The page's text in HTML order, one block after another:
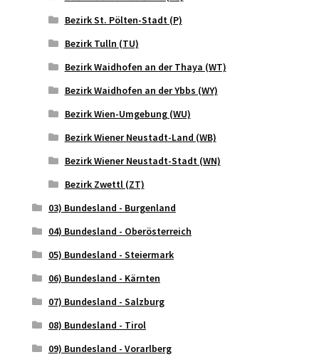
Bezirk St. Pölten-Stadt (P)
Bezirk Tulln (TU)
Bezirk Waidhofen an der Thaya (WT)
Bezirk Waidhofen an der Ybbs (WY)
Bezirk Wien-Umgebung (WU)
Bezirk Wiener Neustadt-Land (WB)
Bezirk Wiener Neustadt-Stadt (WN)
Bezirk Zwettl (ZT)
03) Bundesland - Burgenland
04) Bundesland - Oberösterreich
05) Bundesland - Steiermark
06) Bundesland - Kärnten
07) Bundesland - Salzburg
08) Bundesland - Tirol
09) Bundesland - Vorarlberg